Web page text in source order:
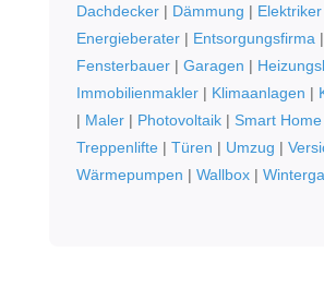
Dachdecker| Dämmung | Elektriker
Energieberater| Entsorgungsfirma |
Fensterbauer| Garagen |
Immobilienmakler| Klimaanlagen |
| Maler| Photovoltaik| Smart Home
Treppenlifte| Türen | Umzug |
Wärmepumpen | Wallbox|